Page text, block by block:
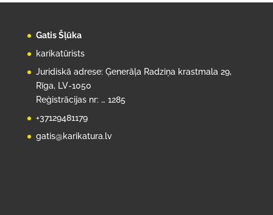
Gatis Šļūka
karikatūrists
Juridiskā adrese: Ģenerāļa Radziņa krastmala 29,
Rīga, LV-1050
Reģistrācijas nr: … 1285
+37129481179
gatis@karikatura.lv